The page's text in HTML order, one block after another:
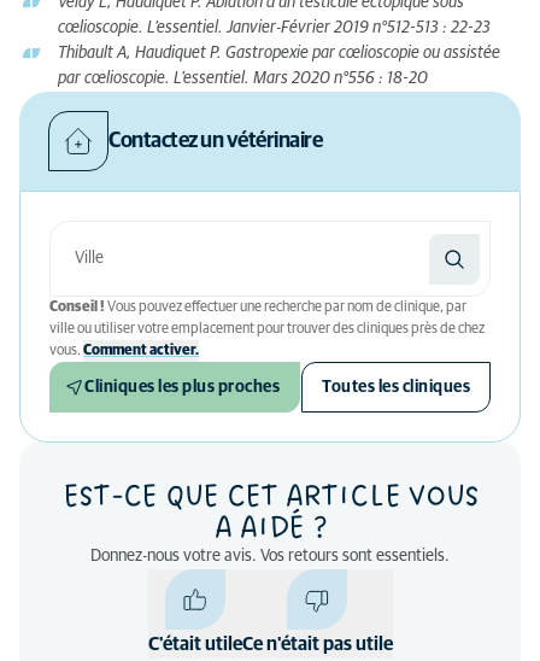
cœlioscopie. L’essentiel. Janvier-Février 2019 n°512-513 : 22-23
Thibault A, Haudiquet P. Gastropexie par cœlioscopie ou assistée
par cœlioscopie. L’essentiel. Mars 2020 n°556 : 18-20
Contactez un vétérinaire
Conseil ! Vous pouvez effectuer une recherche par nom de clinique, par
ville ou utiliser votre emplacement pour trouver des cliniques près de chez
vous. Comment activer.
Cliniques les plus proches Toutes les cliniques
EST-CE QUE CET ARTICLE VOUS
A AIDÉ ?
Donnez-nous votre avis. Vos retours sont essentiels.
C'était utileCe n'était pas utile